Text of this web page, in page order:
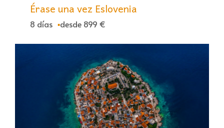
Érase una vez Eslovenia
8 días desde 899 €